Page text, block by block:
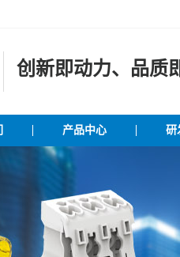
创新即动力、品质
产品中心 研